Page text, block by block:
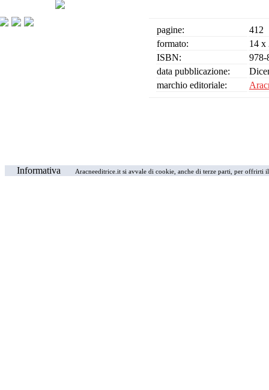
pagine:
412
formato:
14 x
ISBN:
978-
data pubblicazione:
marchio editoriale:
Informativa Aracneeditrice.it si avvale di cookie, anche di terze parti, per